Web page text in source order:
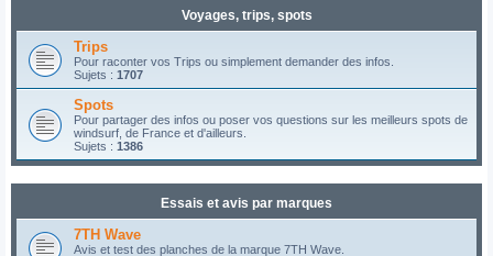
Voyages, trips, spots
Trips
Pour raconter vos Trips ou simplement demander des infos.
Sujets : 1707
Spots
Pour partager des infos ou poser vos questions sur les meilleurs spots de
windsurf, de France et d'ailleurs.
Sujets : 1386
Essais et avis par marques
7TH Wave
Avis et test des planches de la marque 7TH Wave.